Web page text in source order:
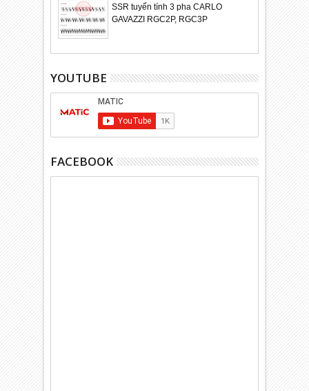
SSR tuyến tính 3 pha CARLO
GAVAZZI RGC2P, RGC3P
YOUTUBE
FACEBOOK